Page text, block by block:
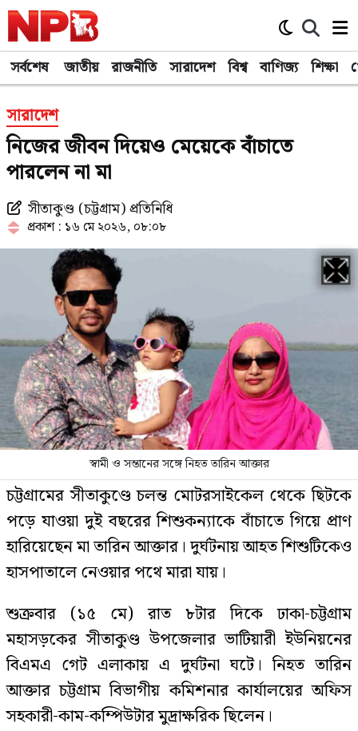
সর্বশেষ জাতীয় রাজনীতি সারাদেশ বিশ্ব বাণিজ্য শিক্ষা
সারাদেশ
নিজের জীবন দিয়েও মেয়েকে বাঁচাতে
পারলেন না মা
সীতাকুণ্ড (চট্টগ্রাম) প্রতিনিধি
প্রকাশ : ১৬ মে ২০২৬, ০৮:০৮
স্বামী ও সন্তানের সঙ্গে নিহত তারিন আক্তার
চট্টগ্রামের সীতাকুণ্ডে চলন্ত মোটরসাইকেল থেকে ছিটকে
পড়ে যাওয়া দুই বছরের শিশুকন্যাকে বাঁচাতে গিয়ে প্রাণ
হারিয়েছেন মা তারিন আক্তার। দুর্ঘটনায় আহত শিশুটিকেও
হাসপাতালে নেওয়ার পথে মারা যায়।
শুক্রবার (১৫ মে) রাত ৮টার দিকে ঢাকা-চট্টগ্রাম
মহাসড়কের সীতাকুণ্ড উপজেলার ভাটিয়ারী ইউনিয়নের
বিএমএ গেট এলাকায় এ দুর্ঘটনা ঘটে। নিহত তারিন
আক্তার চট্টগ্রাম বিভাগীয় কমিশনার কার্যালয়ের অফিস
সহকারী-কাম-কম্পিউটার মুদ্রাক্ষরিক ছিলেন।